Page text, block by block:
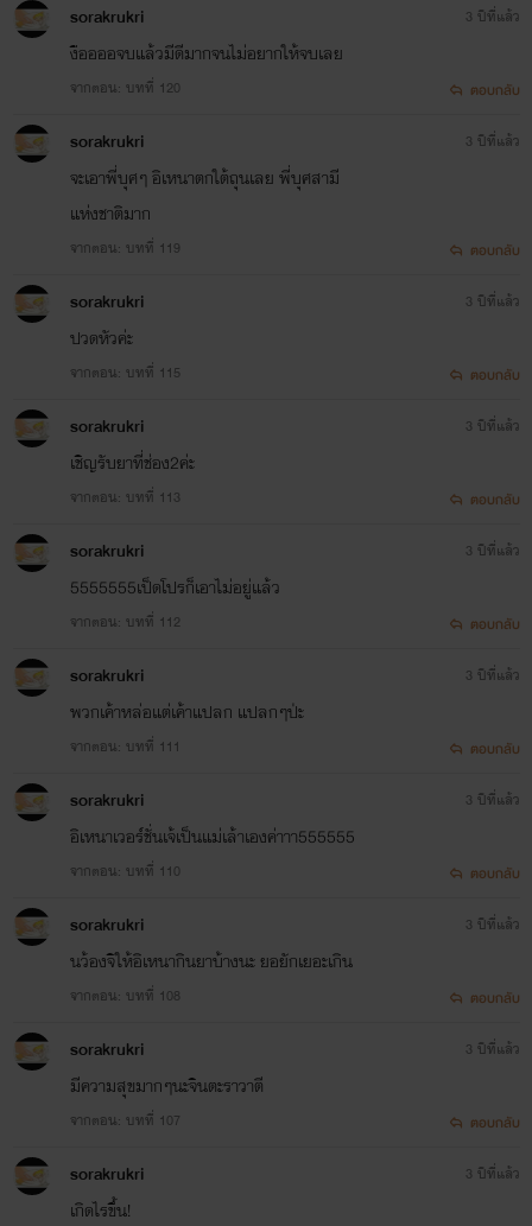
sorakrukri
งืออออจบแล้วมีดีมากจนไม่อยากให้จบเลย
จากตอน: บทที่ 120
3 ปีที่แล้ว
ตอบกลับ
sorakrukri
จะเอาพี่บุศๆ อิเหนาตกใต้ถุนเลย พี่บุศสามี
แห่งชาติมาก
จากตอน: บทที่ 119
3 ปีที่แล้ว
ตอบกลับ
sorakrukri
ปวดหัวค่ะ
จากตอน: บทที่ 115
3 ปีที่แล้ว
ตอบกลับ
sorakrukri
เชิญรับยาที่ช่อง2ค่ะ
จากตอน: บทที่ 113
3 ปีที่แล้ว
ตอบกลับ
sorakrukri
5555555เป็ดโปรก็เอาไม่อยู่แล้ว
จากตอน: บทที่ 112
3 ปีที่แล้ว
ตอบกลับ
sorakrukri
พวกเค้าหล่อแต่เค้าแปลก แปลกๆป่ะ
จากตอน: บทที่ 111
3 ปีที่แล้ว
ตอบกลับ
sorakrukri
อิเหนาเวอร์ชั่นเจ้เป็นแม่เล้าเองค่าาา555555
จากตอน: บทที่ 110
3 ปีที่แล้ว
ตอบกลับ
sorakrukri
นว้องจิให้อิเหนากินยาบ้างนะ ยอยักเยอะเกิน
จากตอน: บทที่ 108
3 ปีที่แล้ว
ตอบกลับ
sorakrukri
มีความสุขมากๆนะจินตะราวาตี
จากตอน: บทที่ 107
3 ปีที่แล้ว
ตอบกลับ
sorakrukri
เกิดไรขึ้น!
3 ปีที่แล้ว